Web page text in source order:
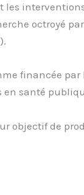
les
octroyé
financée
en santé
objectif de